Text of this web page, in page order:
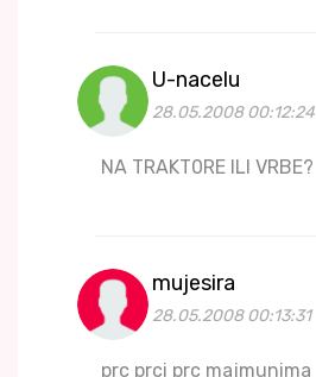
U-nacelu
28.05.2008 00:12:24
NA TRAKT0RE ILI VRBE?
mujesira
28.05.2008 00:13:31
prc prci prc majmunima